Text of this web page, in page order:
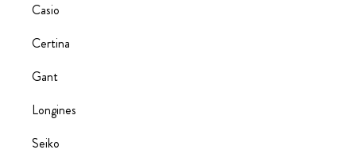
Casio
Certina
Gant
Longines
Seiko